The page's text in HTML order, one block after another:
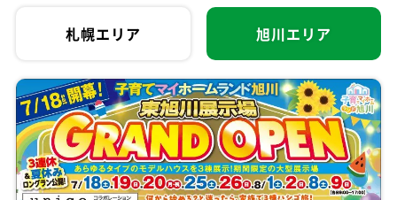
札幌エリア 旭川エリア